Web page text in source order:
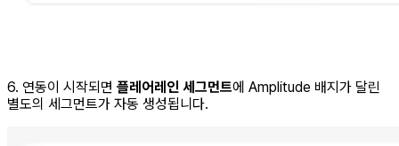
6. 연동이 시작되면 플레어레인 세그먼트에 Amplitude 배지가 달린
별도의 세그먼트가 자동 생성됩니다.